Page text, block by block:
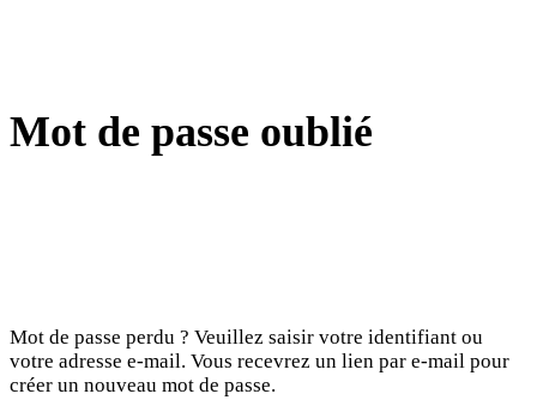
Mot de passe oublié
Mot de passe perdu ? Veuillez saisir votre identifiant ou
votre adresse e-mail. Vous recevrez un lien par e-mail pour
créer un nouveau mot de passe.